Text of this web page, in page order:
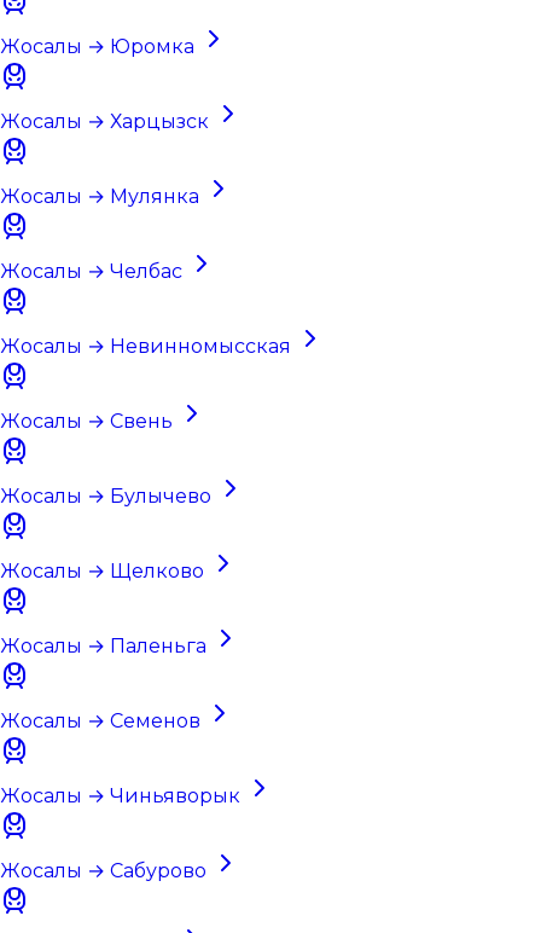
Жосалы → Юромка
Жосалы → Харцызск
Жосалы → Мулянка
Жосалы → Челбас
Жосалы → Невинномысская
Жосалы → Свень
Жосалы → Булычево
Жосалы → Щелково
Жосалы → Паленьга
Жосалы → Семенов
Жосалы → Чиньяворык
Жосалы → Сабурово